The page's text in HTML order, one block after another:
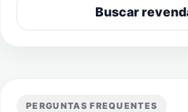
Buscar
PERGUNTAS FREQUENTES